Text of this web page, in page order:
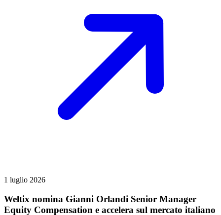
1 luglio 2026
Weltix nomina Gianni Orlandi Senior Manager
Equity Compensation e accelera sul mercato italiano